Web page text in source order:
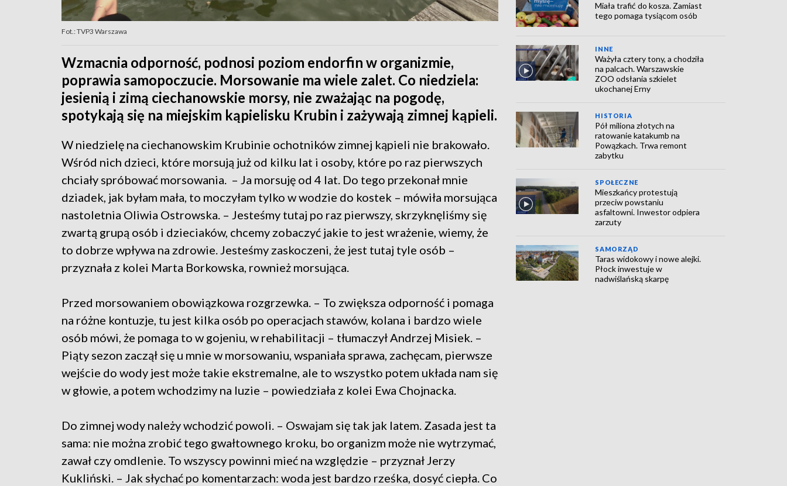
Fot.: TVP3 Warszawa
Wzmacnia odporność, podnosi poziom endorfin w organizmie,
poprawia samopoczucie. Morsowanie ma wiele zalet. Co niedziela:
jesienią i zimą ciechanowskie morsy, nie zważając na pogodę,
spotykają się na miejskim kąpielisku Krubin i zażywają zimnej kąpieli.
W niedzielę na ciechanowskim Krubinie ochotników zimnej kąpieli nie brakowało.
Wśród nich dzieci, które morsują już od kilku lat i osoby, które po raz pierwszych
chciały spróbować morsowania. – Ja morsuję od 4 lat. Do tego przekonał mnie
dziadek, jak byłam mała, to moczyłam tylko w wodzie do kostek – mówiła morsująca
nastoletnia Oliwia Ostrowska. – Jesteśmy tutaj po raz pierwszy, skrzyknęliśmy się
zwartą grupą osób i dzieciaków, chcemy zobaczyć jakie to jest wrażenie, wiemy, że
to dobrze wpływa na zdrowie. Jesteśmy zaskoczeni, że jest tutaj tyle osób –
przyznała z kolei Marta Borkowska, rownież morsująca.
Przed morsowaniem obowiązkowa rozgrzewka. – To zwiększa odporność i pomaga
na różne kontuzje, tu jest kilka osób po operacjach stawów, kolana i bardzo wiele
osób mówi, że pomaga to w gojeniu, w rehabilitacji – tłumaczył Andrzej Misiek. –
Piąty sezon zaczął się u mnie w morsowaniu, wspaniała sprawa, zachęcam, pierwsze
wejście do wody jest może takie ekstremalne, ale to wszystko potem układa nam się
w głowie, a potem wchodzimy na luzie – powiedziała z kolei Ewa Chojnacka.
Do zimnej wody należy wchodzić powoli. – Oswajam się tak jak latem. Zasada jest ta
sama: nie można zrobić tego gwałtownego kroku, bo organizm może nie wytrzymać,
zawał czy omdlenie. To wszyscy powinni mieć na względzie – przyznał Jerzy
Kukliński. – Jak słychać po komentarzach: woda jest bardzo rześka, dosyć ciepła. Co
Miała trafić do kosza. Zamiast
tego pomaga tysiącom osób
INNE
Ważyła cztery tony, a chodziła
na palcach. Warszawskie
ZOO odsłania szkielet
ukochanej Erny
HISTORIA
Pół miliona złotych na
ratowanie katakumb na
Powązkach. Trwa remont
zabytku
SPOŁECZNE
Mieszkańcy protestują
przeciw powstaniu
asfaltowni. Inwestor odpiera
zarzuty
SAMORZĄD
Taras widokowy i nowe alejki.
Płock inwestuje w
nadwiślańską skarpę